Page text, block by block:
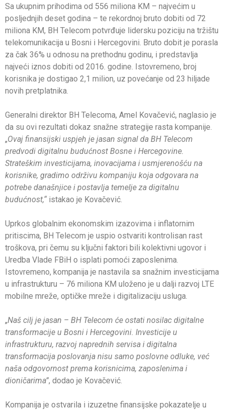
Sa ukupnim prihodima od 556 miliona KM – najvećim u
posljednjih deset godina – te rekordnoj bruto dobiti od 72
miliona KM, BH Telecom potvrđuje lidersku poziciju na tržištu
telekomunikacija u Bosni i Hercegovini. Bruto dobit je porasla
za čak 36% u odnosu na prethodnu godinu, i predstavlja
najveći iznos dobiti od 2016. godine. Istovremeno, broj
korisnika je dostigao 2,1 milion, uz povećanje od 23 hiljade
novih pretplatnika.
Generalni direktor BH Telecoma, Amel Kovačević, naglasio je
da su ovi rezultati dokaz snažne strategije rasta kompanije.
„Ovaj finansijski uspjeh je jasan signal da BH Telecom
predvodi digitalnu budućnost Bosne i Hercegovine.
Strateškim investicijama, inovacijama i usmjerenošću na
korisnike, gradimo održivu kompaniju koja odgovara na
potrebe današnjice i postavlja temelje za digitalnu
budućnost,“ istakao je Kovačević.
Uprkos globalnim ekonomskim izazovima i inflatornim
pritiscima, BH Telecom je uspio ostvariti kontrolisan rast
troškova, pri čemu su ključni faktori bili kolektivni ugovor i
Uredba Vlade FBiH o isplati pomoći zaposlenima.
Istovremeno, kompanija je nastavila sa snažnim investicijama
u infrastrukturu – 76 miliona KM uloženo je u dalji razvoj LTE
mobilne mreže, optičke mreže i digitalizaciju usluga.
„Naš cilj je jasan – BH Telecom će ostati nosilac digitalne
transformacije u Bosni i Hercegovini. Investicije u
infrastrukturu, razvoj naprednih servisa i digitalna
transformacija poslovanja nisu samo poslovne odluke, već
naša odgovornost prema korisnicima, zaposlenima i
dioničarima”, dodao je Kovačević.
Kompanija je ostvarila i izuzetne finansijske pokazatelje u